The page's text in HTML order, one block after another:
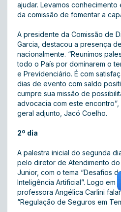
ajudar . Levamos
da comissão de fomentar a
A presidente da Comissão de
Garcia, destacou a presença
nacionalmente. “Reunimos
todo o País por dominarem o
e Previdenciário. É com
dias de evento com saldo
cumpre sua missão de
advocacia com este
geral adjunto, Jacó Coelho.
2º dia
A palestra inicial do segunda
pelo diretor de Atendimento do
Junior, com o tema “Desafios
Inteligência Artificial”. Logo em
professora Angélica Carlini
“Regulação de Seguros em